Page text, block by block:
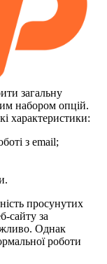
загальну
набором опцій.
характеристики:
з email;
просунутих
сайту за
Однак
роботи